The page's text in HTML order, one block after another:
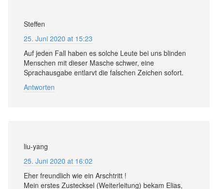
Steffen
25. Juni 2020 at 15:23
Auf jeden Fall haben es solche Leute bei uns blinden
Menschen mit dieser Masche schwer, eine
Sprachausgabe entlarvt die falschen Zeichen sofort.
Antworten
liu-yang
25. Juni 2020 at 16:02
Eher freundlich wie ein Arschtritt !
Mein erstes Zustecksel (Weiterleitung) bekam Elias,